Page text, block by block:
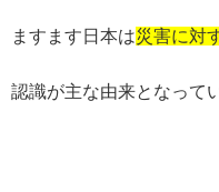
ますます日本は災害に対
認識が主な由来となって